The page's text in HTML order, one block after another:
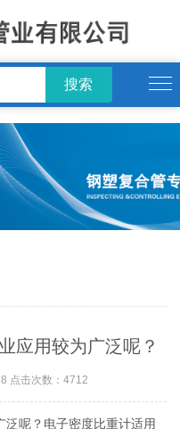
应用较为广泛呢？
点击次数：4712
呢？电子密度比重计适用